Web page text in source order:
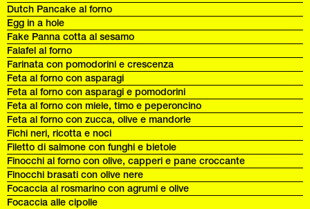
Dutch Pancake al forno
Egg in a hole
Fake Panna cotta al sesamo
Falafel al forno
Farinata con pomodorini e crescenza
Feta al forno con asparagi
Feta al forno con asparagi e pomodorini
Feta al forno con miele, timo e peperoncino
Feta al forno con zucca, olive e mandorle
Fichi neri, ricotta e noci
Filetto di salmone con funghi e bietole
Finocchi al forno con olive, capperi e pane croccante
Finocchi brasati con olive nere
Focaccia al rosmarino con agrumi e olive
Focaccia alle cipolle